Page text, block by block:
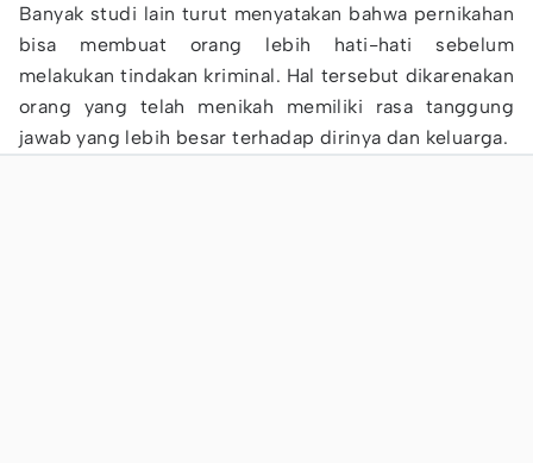
Banyak studi lain turut menyatakan bahwa pernikahan
bisa membuat orang lebih hati-hati sebelum
melakukan tindakan kriminal. Hal tersebut dikarenakan
orang yang telah menikah memiliki rasa tanggung
jawab yang lebih besar terhadap dirinya dan keluarga.